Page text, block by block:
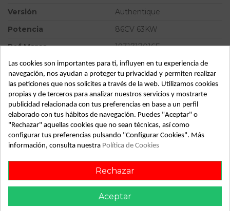
Versión
Authentique
Potencia
86CV 63KW
Ref.Marca
1831717016F
Modelo
CLIO III
Tipo vehículo
Turismo
Almacén
49349
SubAlmacén
382
SubSubAlmacén
100030001
2022-05-17
Descripción
Las cookies son importantes para ti, influyen en tu experiencia de
navegación, nos ayudan a proteger tu privacidad y permiten realizar
las peticiones que nos solicites a través de la web. Utilizamos cookies
propias y de terceros para analizar nuestros servicios y mostrarte
publicidad relacionada con tus preferencias en base a un perfil
elaborado con tus hábitos de navegación. Puedes "Aceptar" o
"Rechazar" aquellas cookies que no sean técnicas, así como
configurar tus preferencias pulsando "Configurar Cookies". Más
información, consulta nuestra Política de Cookies
Rechazar
Aceptar